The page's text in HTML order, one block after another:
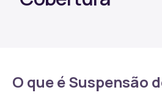
O que é Suspensão